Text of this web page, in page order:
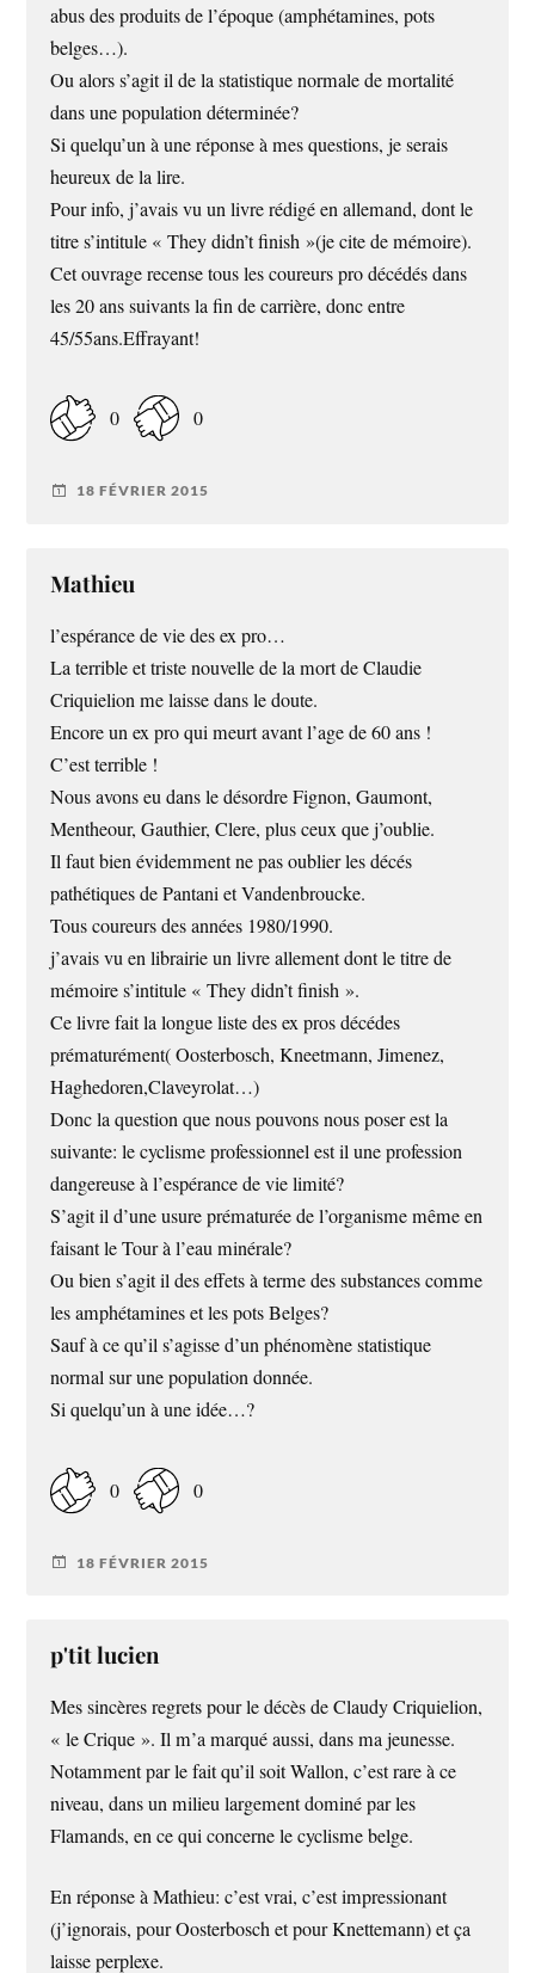
abus des produits de l’époque (amphétamines, pots
belges…).
Ou alors s’agit il de la statistique normale de mortalité
dans une population déterminée?
Si quelqu’un à une réponse à mes questions, je serais
heureux de la lire.
Pour info, j’avais vu un livre rédigé en allemand, dont le
titre s’intitule « They didn’t finish »(je cite de mémoire).
Cet ouvrage recense tous les coureurs pro décédés dans
les 20 ans suivants la fin de carrière, donc entre
45/55ans.Effrayant!
0 0
18 FÉVRIER 2015
Mathieu
l’espérance de vie des ex pro…
La terrible et triste nouvelle de la mort de Claudie
Criquielion me laisse dans le doute.
Encore un ex pro qui meurt avant l’age de 60 ans !
C’est terrible !
Nous avons eu dans le désordre Fignon, Gaumont,
Mentheour, Gauthier, Clere, plus ceux que j’oublie.
Il faut bien évidemment ne pas oublier les décés
pathétiques de Pantani et Vandenbroucke.
Tous coureurs des années 1980/1990.
j’avais vu en librairie un livre allement dont le titre de
mémoire s’intitule « They didn’t finish ».
Ce livre fait la longue liste des ex pros décédes
prématurément( Oosterbosch, Kneetmann, Jimenez,
Haghedoren,Claveyrolat…)
Donc la question que nous pouvons nous poser est la
suivante: le cyclisme professionnel est il une profession
dangereuse à l’espérance de vie limité?
S’agit il d’une usure prématurée de l’organisme même en
faisant le Tour à l’eau minérale?
Ou bien s’agit il des effets à terme des substances comme
les amphétamines et les pots Belges?
Sauf à ce qu’il s’agisse d’un phénomène statistique
normal sur une population donnée.
Si quelqu’un à une idée…?
0 0
18 FÉVRIER 2015
p'tit lucien
Mes sincères regrets pour le décès de Claudy Criquielion,
« le Crique ». Il m’a marqué aussi, dans ma jeunesse.
Notamment par le fait qu’il soit Wallon, c’est rare à ce
niveau, dans un milieu largement dominé par les
Flamands, en ce qui concerne le cyclisme belge.
En réponse à Mathieu: c’est vrai, c’est impressionant
(j’ignorais, pour Oosterbosch et pour Knettemann) et ça
laisse perplexe.